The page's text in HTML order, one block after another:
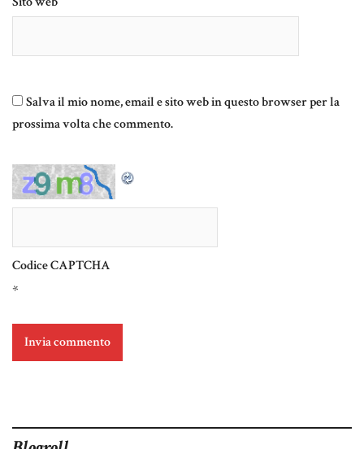
Salva il mio nome, email e sito web in questo browser per la
prossima volta che commento.
Codice CAPTCHA
*